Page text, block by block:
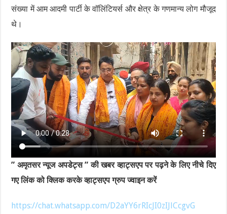
संख्या में आम आदमी पार्टी के वॉलिंटियर्स और क्षेत्र के गणमान्य लोग मौजूद
थे।
” अमृतसर न्यूज अपडेट्स ” की खबर व्हाट्सएप पर पढ़ने के लिए नीचे दिए
गए लिंक को क्लिक करके व्हाट्सएप ग्रुप ज्वाइन करें
https://chat.whatsapp.com/D2aYY6rRIcJI0zIJlCcgvG